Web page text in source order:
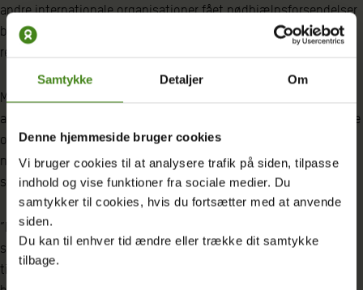
Samtykke Detaljer Om
Denne hjemmeside bruger cookies
Vi bruger cookies til at analysere trafik på siden, tilpasse
indhold og vise funktioner fra sociale medier. Du
samtykker til cookies, hvis du fortsætter med at anvende
siden.
Du kan til enhver tid ændre eller trække dit samtykke
tilbage.
andre internationale organisationer fået nødhjælpsforsendelser
blokeret ved grænsen til Gaza. Det sker som led i Israels nye
restriktive registreringsproces.
Mellem den 10. og den 21. oktober blev der f.eks. indsendt 99
anmodninger om indførsel af nødhjælp til Gaza fra internationale
organisationer som Oxfam,som blev afvist
nødhjælpsforsyninger for omkring 50 millioner dollars lige nu
strandet ved grænsen til Gaza.
”Det her handler ikke om bureaukrati eller langsom
sagsbehandling. Det er en bevidst politik. Israel bruger adgang
til nødhjælp som et våben i sin strategi for at udsulte